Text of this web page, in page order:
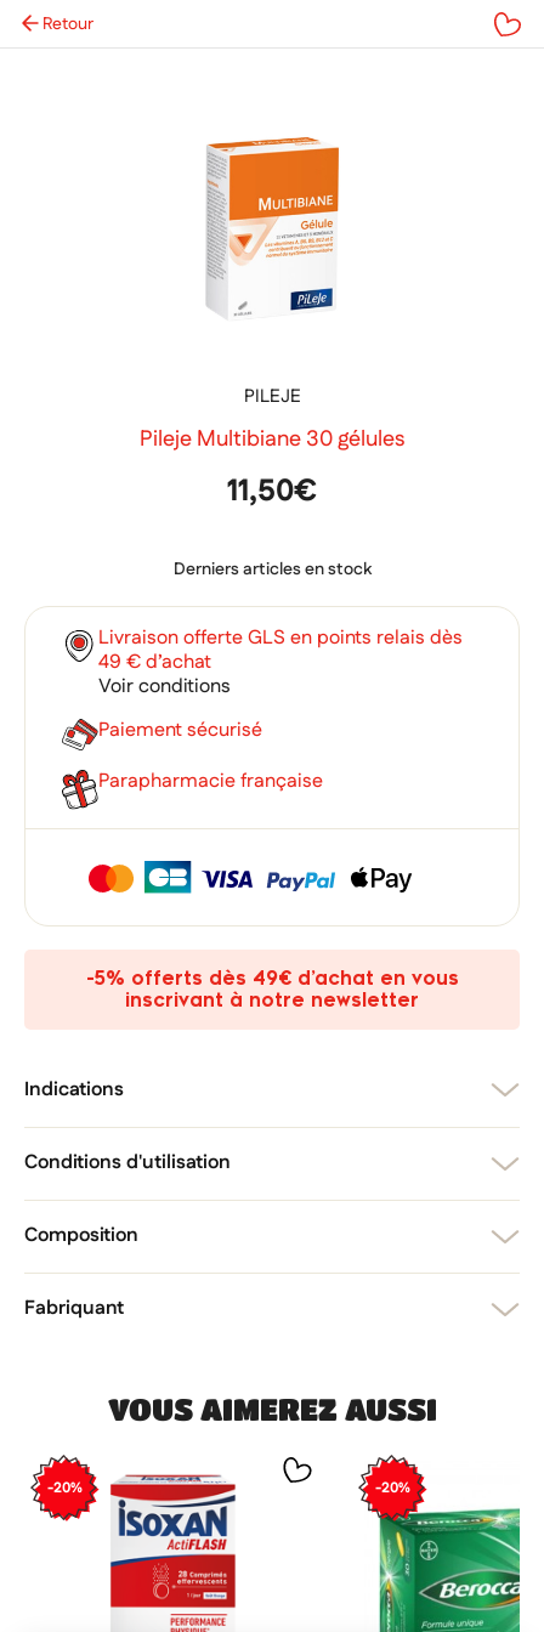
Retour
PILEJE
Pileje Multibiane 30 gélules
11,50€
Derniers articles en stock
Livraison offerte GLS en points relais dès
49 € d’achat
Voir conditions
Paiement sécurisé
Parapharmacie française
-5% offerts dès 49€ d’achat en vous
inscrivant à notre newsletter
Indications
Conditions d'utilisation
Composition
Fabriquant
VOUS AIMEREZ AUSSI
-20% -20%
Ajouter à ma liste d'envies
Créer une liste d'envies ×
Nom de la liste d'envies
×
Vous devez être connecté pour ajouter des produits à votre
liste d'envies.